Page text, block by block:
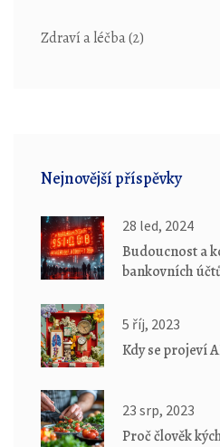
Zdraví a léčba(2)
Nejnovější příspěvky
28 led, 2024
Budoucnost a
bankovních
5 říj, 2023
Kdy se projeví
23 srp, 2023
Proč člověk